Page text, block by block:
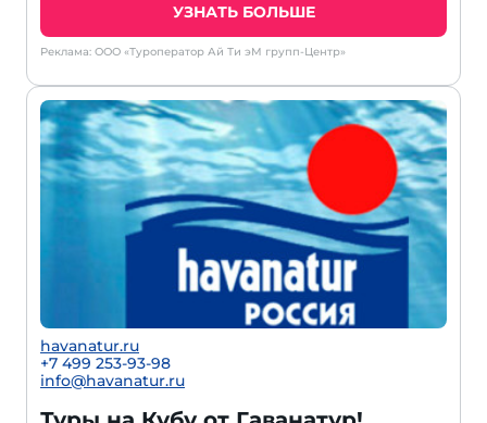
УЗНАТЬ БОЛЬШЕ
Реклама: ООО «Туроператор Ай Ти эМ групп-Центр»
havanatur.ru
+7 499 253-93-98
info@havanatur.ru